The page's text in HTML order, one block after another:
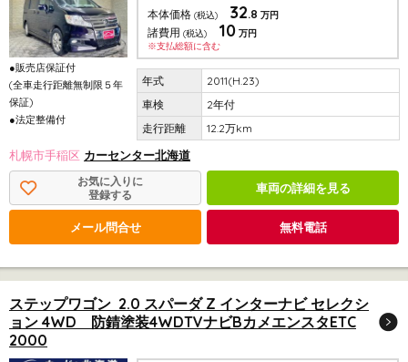
●販売店保証付
(全車走行距離無制限５年
保証)
●法定整備付
本体価格 (税込) 32.8 万円
諸費用 (税込) 10 万円
※支払総額に含む
2011(H.23)
2年付
12.2万km
札幌市手稲区 カーセンター北海道
お気に入りに
登録する
車両の詳細を見る
メール問合せ 無料電話
ステップワゴン 2.0 スパーダ Z インターナビ セレクシ
ョン 4WD 防錆塗装4WDTVナビBカメエンスタETC
2000